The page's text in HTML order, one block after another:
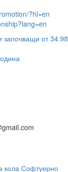
?hl=en
започващи от 34.98
кола Софтуерно